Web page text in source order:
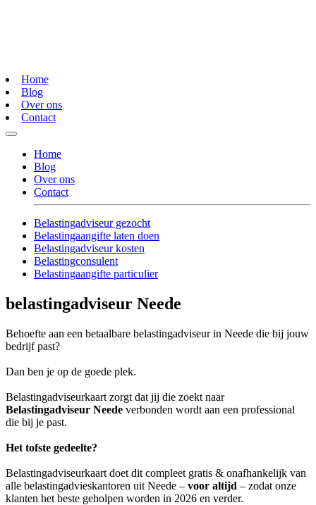
Home
Blog
Over ons
Contact
Home
Blog
Over ons
Contact
Belastingadviseur gezocht
Belastingaangifte laten doen
Belastingadviseur kosten
Belastingconsulent
Belastingaangifte particulier
belastingadviseur Neede
Behoefte aan een betaalbare belastingadviseur in Neede die bij jouw
bedrijf past?
Dan ben je op de goede plek.
Belastingadviseurkaart zorgt dat jij die zoekt naar
Belastingadviseur Neede verbonden wordt aan een professional
die bij je past.
Het tofste gedeelte?
Belastingadviseurkaart doet dit compleet gratis & onafhankelijk van
alle belastingadvieskantoren uit Neede – voor altijd – zodat onze
klanten het beste geholpen worden in 2026 en verder.